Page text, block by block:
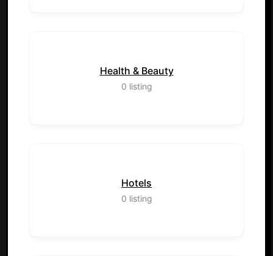
Health & Beauty
0 listing
Hotels
0 listing